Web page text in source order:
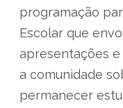
programação
Escolar que
apresentações
a comunidade
permanecer